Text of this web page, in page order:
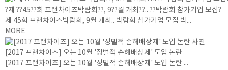
?제 ??45??회 프랜차이즈박람회??, 9??월 개최??.. ??박람회 참가기업 모집?
제 45회 프랜차이즈박람회, 9월 개최.. 박람회 참가기업 모집 박...
MORE
[2017 프랜차이즈] 오는 10월 '징벌적 손해배상제' 도입 논란
[2017 프랜차이즈] 오는 10월 '징벌적 손해배상제' 도입 논란 ...